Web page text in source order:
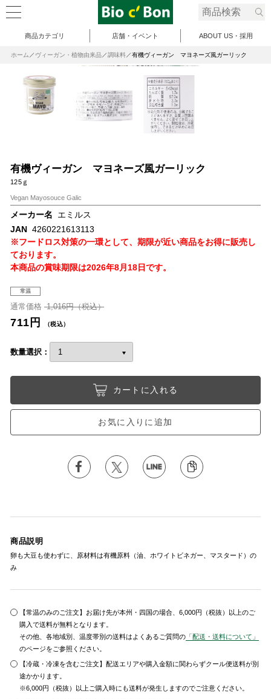
商品カテゴリ 店舗・イベント ABOUT US・採用
ホーム ヴィーガン・植物由来品 調味料 有機ヴィーガン マヨネーズ風ガーリック
有機ヴィーガン マヨネーズ風ガーリック
125ｇ
Vegan Mayosouce Galic
メーカー名
エミルス
JAN 4260221613113
※フードロス対策の一環として、期限が近い商品をお得に販売し
ております。
本商品の賞味期限は2026年8月18日です。
常温
通常価格 1,016円（税込）
711円 （税込）
数量選択：
カートに入れる
お気に入りに追加
商品説明
卵も大豆も使わずに、原材料は有機原料（油、ホワイトビネガー、マスタード）の
み
【常温のみのご注文】お届け先が本州・四国の場合、6,000円（税抜）以上のご
購入で送料が無料となります。
その他、各地域別、温度帯別の送料はよくあるご質問の 「配送・送料について」
のページをご参照ください。
【冷蔵・冷凍を含むご注文】配送エリアや購入金額に関わらずクール便送料が別
途かかります。
※6,000円（税抜）以上ご購入時にも送料が発生しますのでご注意ください。